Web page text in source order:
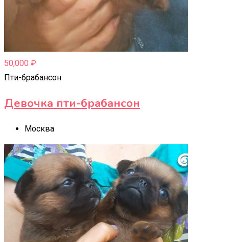
50,000 ₽
Пти-брабансон
Девочка пти-брабансон
Москва